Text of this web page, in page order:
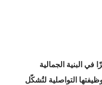
في البنية الجمالية
التواصلية لتُشكّل